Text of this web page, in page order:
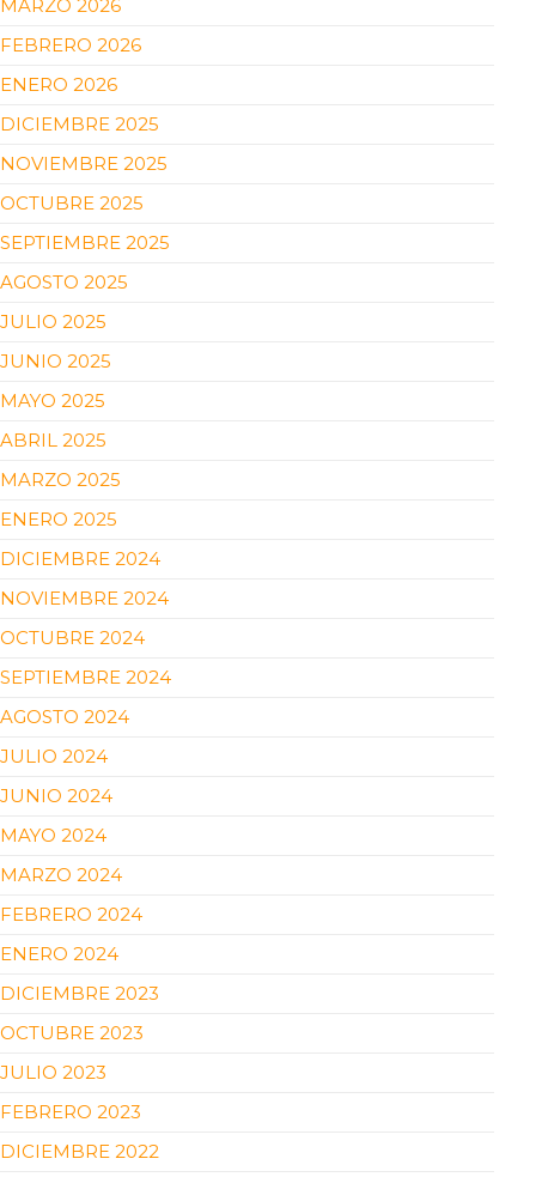
MARZO 2026
FEBRERO 2026
ENERO 2026
DICIEMBRE 2025
NOVIEMBRE 2025
OCTUBRE 2025
SEPTIEMBRE 2025
AGOSTO 2025
JULIO 2025
JUNIO 2025
MAYO 2025
ABRIL 2025
MARZO 2025
ENERO 2025
DICIEMBRE 2024
NOVIEMBRE 2024
OCTUBRE 2024
SEPTIEMBRE 2024
AGOSTO 2024
JULIO 2024
JUNIO 2024
MAYO 2024
MARZO 2024
FEBRERO 2024
ENERO 2024
DICIEMBRE 2023
OCTUBRE 2023
JULIO 2023
FEBRERO 2023
DICIEMBRE 2022